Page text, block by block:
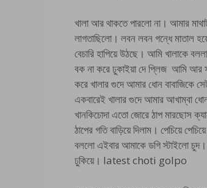
খালা আর থাকতে পারলো না। আমার
লাগতাছিলো। লবন লবন গন্ধে মাতাল
বেচারি হাপিয়ে উঠছে। আমি খালাকে
বক না করে ঢুকাইয়া দে প্লিজ আমি আর
করে খালার গুদে আমার ধোন
একবারেই খালার গুদে আমার আখাম্বা
খানকিচোদা এতো জোরে ঠাপ মারছোস
ঠাপের গতি বাড়িয়ে দিলাম। পেচিয়ে
বললো এইবার আমাকে ডগি স্টাইলো চুদ।
ঢুকিয়ে। latest choti golpo